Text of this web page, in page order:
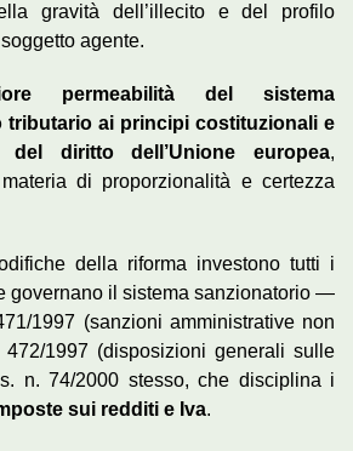
gravità dell’illecito e del profilo
agente.
permeabilità del sistema
tributario ai principi costituzionali e
del diritto dell’Unione europea,
di proporzionalità e certezza
della riforma investono tutti i
governano il sistema sanzionatorio —
1997 (sanzioni amministrative non
1997 (disposizioni generali sulle
n. 74/2000 stesso, che disciplina i
sui redditi e Iva.